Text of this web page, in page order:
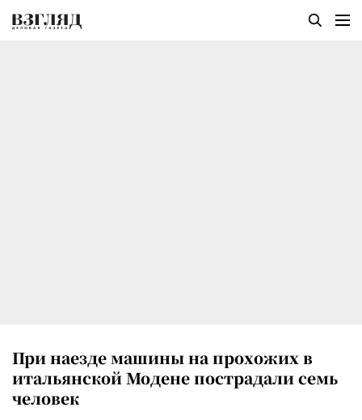
При наезде машины на прохожих в
итальянской Модене пострадали семь
человек